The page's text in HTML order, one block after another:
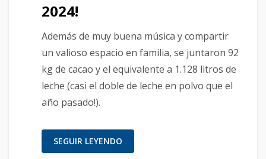
2024!
Además de muy buena música y compartir
un valioso espacio en familia, se juntaron 92
kg de cacao y el equivalente a 1.128 litros de
leche (casi el doble de leche en polvo que el
año pasado!).
SEGUIR LEYENDO